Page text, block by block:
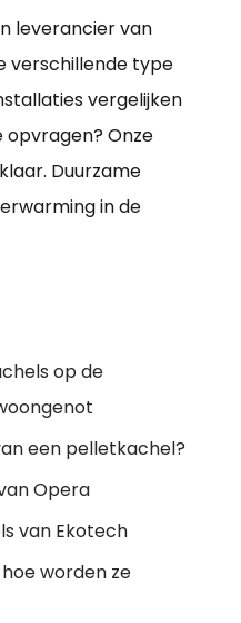
leverancier van
verschillende type
vergelijken
Onze
Duurzame
in de
op de
een pelletkachel?
Opera
van Ekotech
worden ze